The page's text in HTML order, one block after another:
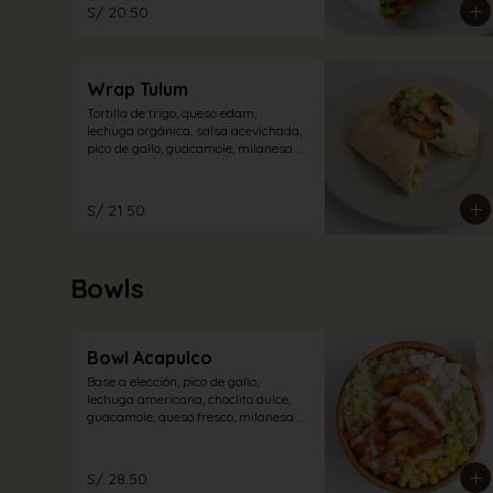
S/ 20.50
Wrap Tulum
Tortilla de trigo, queso edam,
lechuga orgánica, salsa acevichada,
pico de gallo, guacamole, milanesa
S/ 21.50
Bowls
Bowl Acapulco
Base a elección, pico de gallo,
lechuga americana, choclito dulce,
guacamole, queso fresco, milanesa
S/ 28.50